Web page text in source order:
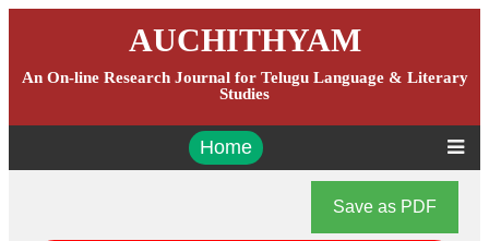
AUCHITHYAM
An On-line Research Journal for Telugu Language & Literary
Studies
Home
Save as PDF